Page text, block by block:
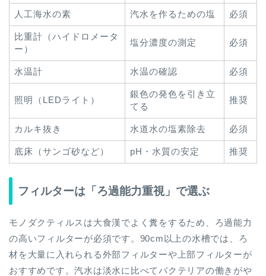
人工海水の素 汽水を作るための塩 必須
比重計（ハイドロメータ
ー）
塩分濃度の測定 必須
水温計 水温の確認 必須
照明（LEDライト）
銀色の発色を引き立
てる
推奨
カルキ抜き 水道水の塩素除去 必須
底床（サンゴ砂など） pH・水質の安定 推奨
フィルターは「ろ過能力重視」で選ぶ
モノダクティルスは大食漢でよく糞をするため、ろ過能力
の高いフィルターが必須です。90cm以上の水槽では、ろ
材を大量に入れられる外部フィルターや上部フィルターが
おすすめです。汽水は淡水に比べてバクテリアの働きがや